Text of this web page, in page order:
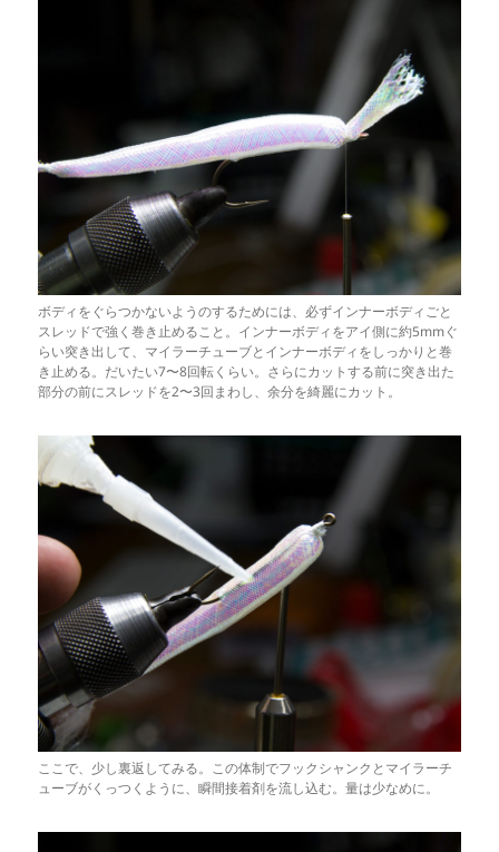
ボディをぐらつかないようのするためには、必ずインナーボディごと
スレッドで強く巻き止めること。インナーボディをアイ側に約5mmぐ
らい突き出して、マイラーチューブとインナーボディをしっかりと巻
き止める。だいたい7〜8回転くらい。さらにカットする前に突き出た
部分の前にスレッドを2〜3回まわし、余分を綺麗にカット。
ここで、少し裏返してみる。この体制でフックシャンクとマイラーチ
ューブがくっつくように、瞬間接着剤を流し込む。量は少なめに。